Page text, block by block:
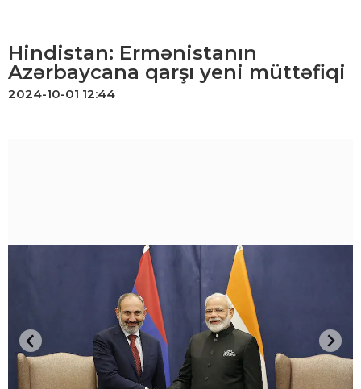
Hindistan: Ermənistanın
Azərbaycana qarşı yeni müttəfiqi
2024-10-01 12:44